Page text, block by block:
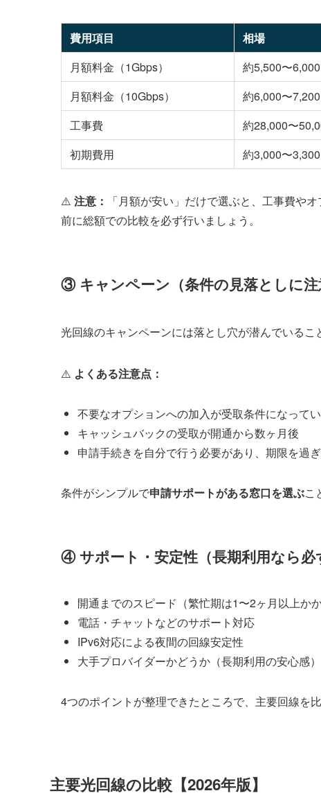
費用項目
相場
月額料金（1Gbps）
約5,500〜
月額料金（10Gbps）
約6,000〜
工事費
約28,000〜
初期費用
約3,000〜
⚠️ 注意：
「月額が安い」だけで選ぶと、工事費や
前に総額での比較を必ず行いましょう。
③ キャンペーン（条件の見落としに注
光回線のキャンペーンには落とし穴が潜んでいるこ
⚠️ よくある注意点：
不要なオプションへの加入が受取条件になって
キャッシュバックの受取が開通から数ヶ月後
申請手続きを自分で行う必要があり、期限を過
条件がシンプルで申請サポートがある窓口を選ぶこ
④ サポート・安定性（長期利用なら必
開通までのスピード（繁忙期は1〜2ヶ月以上かか
電話・チャットなどのサポート対応
IPv6対応による夜間の回線安定性
大手プロバイダーかどうか（長期利用の安心感）
4つのポイントが整理できたところで、主要回線を
主要光回線の比較【2026年版】